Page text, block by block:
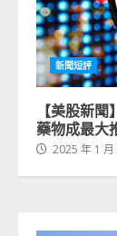
新聞短評
【美股新
藥物成最大
2025 年 1 月